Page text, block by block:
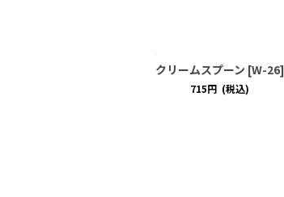
クリームスプーン [W-26]
715円 (税込)